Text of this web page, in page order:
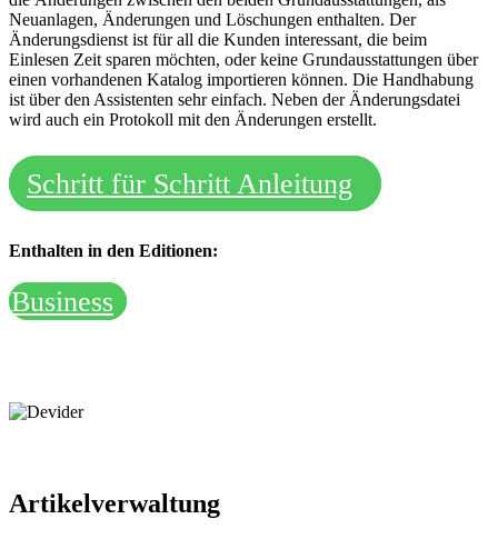
Neuanlagen, Änderungen und Löschungen enthalten. Der
Änderungsdienst ist für all die Kunden interessant, die beim
Einlesen Zeit sparen möchten, oder keine Grundausstattungen über
einen vorhandenen Katalog importieren können. Die Handhabung
ist über den Assistenten sehr einfach. Neben der Änderungsdatei
wird auch ein Protokoll mit den Änderungen erstellt.
Schritt für Schritt Anleitung
Enthalten in den Editionen:
Business
Artikelverwaltung